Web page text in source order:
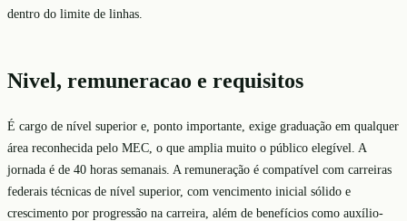
dentro do limite de linhas.
Nivel, remuneracao e requisitos
É cargo de nível superior e, ponto importante, exige graduação em qualquer
área reconhecida pelo MEC, o que amplia muito o público elegível. A
jornada é de 40 horas semanais. A remuneração é compatível com carreiras
federais técnicas de nível superior, com vencimento inicial sólido e
crescimento por progressão na carreira, além de benefícios como auxílio-